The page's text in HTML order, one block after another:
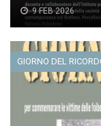
9 FEB 2026
GIORNO DEL